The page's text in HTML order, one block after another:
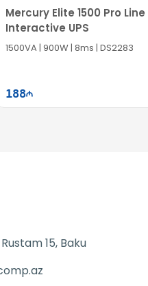
Mercury Elite 1500 Pro Line
Interactive UPS
1500VA | 900W | 8ms | DS2283
188
15, Baku